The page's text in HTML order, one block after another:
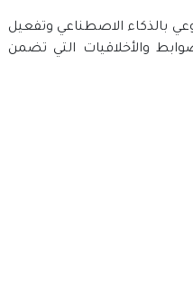
بالذكاء الاصطناعي وتفعيل
والأخلاقيات التي تضمن